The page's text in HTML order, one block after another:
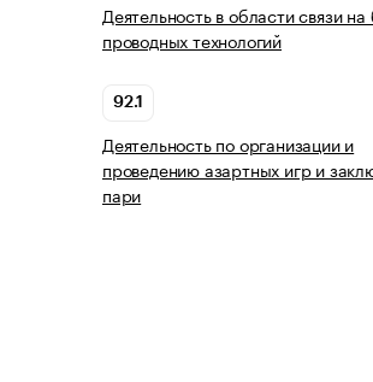
Деятельность в области связи на
проводных технологий
92.1
Деятельность по организации и
проведению азартных игр и
пари